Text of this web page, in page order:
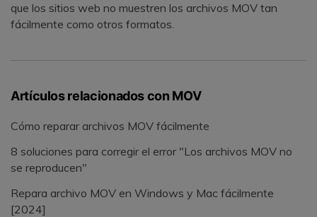
que los sitios web no muestren los archivos MOV tan
fácilmente como otros formatos.
Artículos relacionados con MOV
Cómo reparar archivos MOV fácilmente
8 soluciones para corregir el error "Los archivos MOV no
se reproducen"
Repara archivo MOV en Windows y Mac fácilmente
[2024]